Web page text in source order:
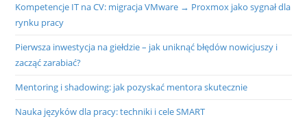
Kompetencje IT na CV: migracja VMware → Proxmox jako sygnał dla
rynku pracy
Pierwsza inwestycja na giełdzie – jak uniknąć błędów nowicjuszy i
zacząć zarabiać?
Mentoring i shadowing: jak pozyskać mentora skutecznie
Nauka języków dla pracy: techniki i cele SMART